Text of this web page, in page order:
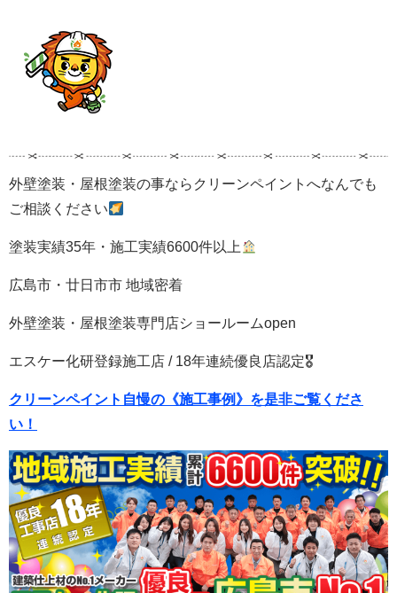
外壁塗装・屋根塗装の事ならクリーンペイントへなんでも
ご相談ください
塗装実績35年・施工実績6600件以上
広島市・廿日市市 地域密着
外壁塗装・屋根塗装専門店ショールームopen
エスケー化研登録施工店 / 18年連続優良店認定🎖
クリーンペイント自慢の《施工事例》を是非ご覧くださ
い！